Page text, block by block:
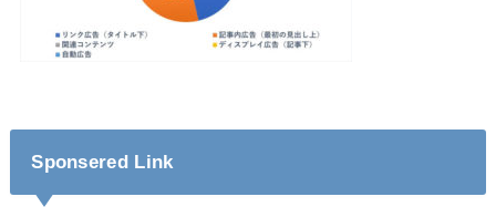
Sponsered Link